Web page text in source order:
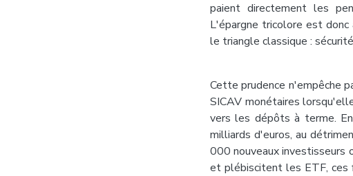
paient directement les
L'épargne tricolore est donc
le triangle classique :
Cette prudence n'empêche
SICAV monétaires
vers les dépôts à terme.
milliards d'euros, au
000 nouveaux investisseurs
et plébiscitent les ETF, ces